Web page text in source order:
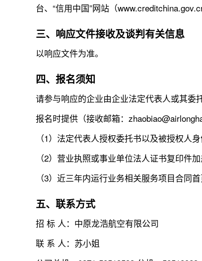
台、“信用中国”网站（
三、响应文件接收及谈判有关信息
以响应文件为准。
四、报名须知
请参与响应的企业由企业法定代表人或其委
报名时提供（接收邮箱：
（1）法定代表人授权委托书以及被授权人身
（2）营业执照或事业单位法人证书复印件加
（3）近三年内运行业务相关服务项目合同
五、联系方式
招 标 人：中原龙浩航空有限公司
联 系 人：苏小姐